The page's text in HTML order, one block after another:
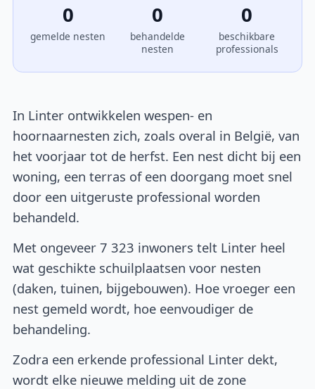
0
gemelde nesten
0
behandelde
nesten
0
beschikbare
professionals
In Linter ontwikkelen wespen- en
hoornaarnesten zich, zoals overal in België, van
het voorjaar tot de herfst. Een nest dicht bij een
woning, een terras of een doorgang moet snel
door een uitgeruste professional worden
behandeld.
Met ongeveer 7 323 inwoners telt Linter heel
wat geschikte schuilplaatsen voor nesten
(daken, tuinen, bijgebouwen). Hoe vroeger een
nest gemeld wordt, hoe eenvoudiger de
behandeling.
Zodra een erkende professional Linter dekt,
wordt elke nieuwe melding uit de zone